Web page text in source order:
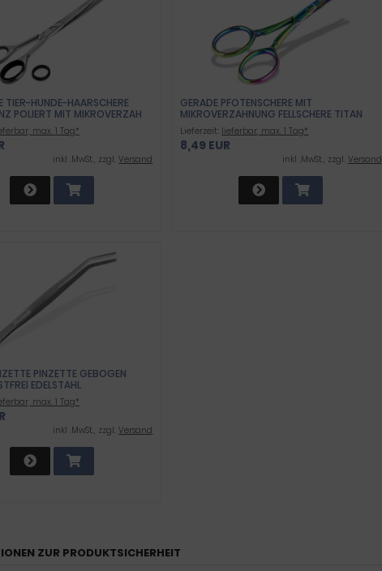
TIER-HUNDE-HAARSCHERE
POLIERT MIT MIKROVERZAH
max. 1 Tag*
inkl .MwSt., zzgl.Versand
GERADE PFOTENSCHERE MIT
MIKROVERZAHNUNG FELLSCHERE TITAN
10,16 CM 4 ZOLL
Lieferzeit: lieferbar, max. 1 Tag*
8,49 EUR
inkl .MwSt., zzgl. Versand
PINZETTE GEBOGEN
EDELSTAHL
max. 1 Tag*
inkl .MwSt., zzgl.Versand
ZUR PRODUKTSICHERHEIT